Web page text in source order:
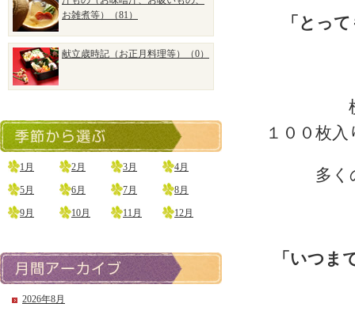
「とって
横浜の
１００枚
多くのお
「いつま
お雑煮等）（81）
献立歳時記（お正月料理等）（0）
1月 2月 3月 4月
5月 6月 7月 8月
9月 10月 11月 12月
2026年8月